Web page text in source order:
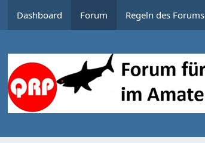
Dashboard Forum Regeln des Forums